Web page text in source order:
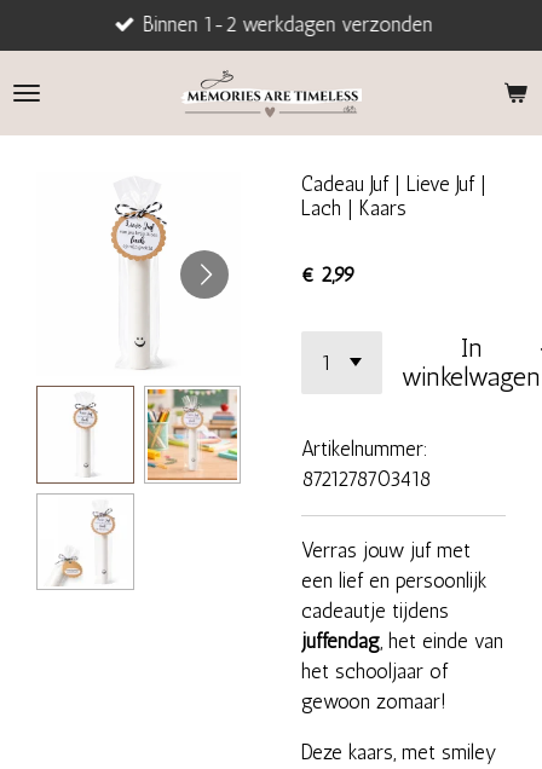
direct
naar
Binnen 1-2 werkdagen verzonden
Cadeau Juf | Lieve Juf |
Lach | Kaars
€ 2,99
In
winkelwagen
Artikelnummer:
8721278703418
Verras jouw juf met
een lief en persoonlijk
cadeautje tijdens
juffendag, het einde van
het schooljaar of
gewoon zomaar!
Deze kaars, met smiley